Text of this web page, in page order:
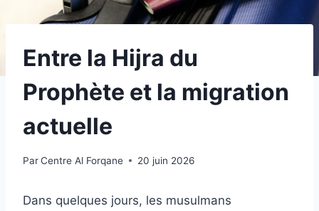
Entre la Hijra du
Prophète et la migration
actuelle
ParCentre Al Forqane 20 juin 2026
Dans quelques jours, les musulmans